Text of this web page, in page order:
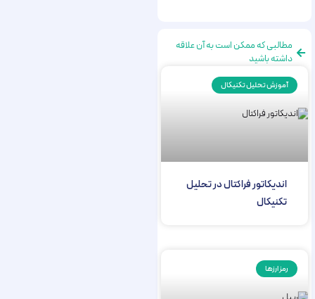
مطالبی که ممکن است به آن علاقه
داشته باشید
آموزش تحلیل تکنیکال
اندیکاتور فراکتال در تحلیل
تکنیکال
رمز ارزها